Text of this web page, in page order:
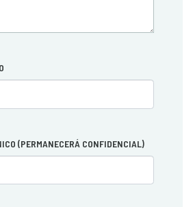
(PERMANECERÁ CONFIDENCIAL)